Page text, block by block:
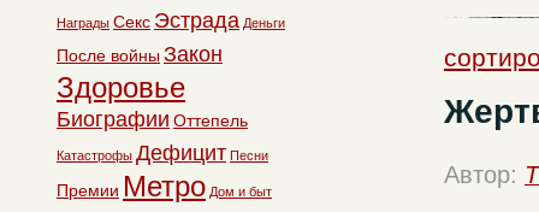
Автор:
Награды Секс Эстрада Деньги
После войны Закон
Здоровье
Биографии Оттепель
Катастрофы Дефицит Песни
Премии Метро Дом и быт